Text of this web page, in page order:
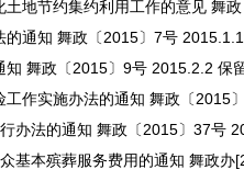
地节约集约利用工作的意见 舞
通知 舞政〔2015〕7号
舞政〔2015〕9号 2015.2.2 保
作实施办法的通知 舞政〔2015
办法的通知 舞政〔2015〕37号
基本殡葬服务费用的通知 舞政